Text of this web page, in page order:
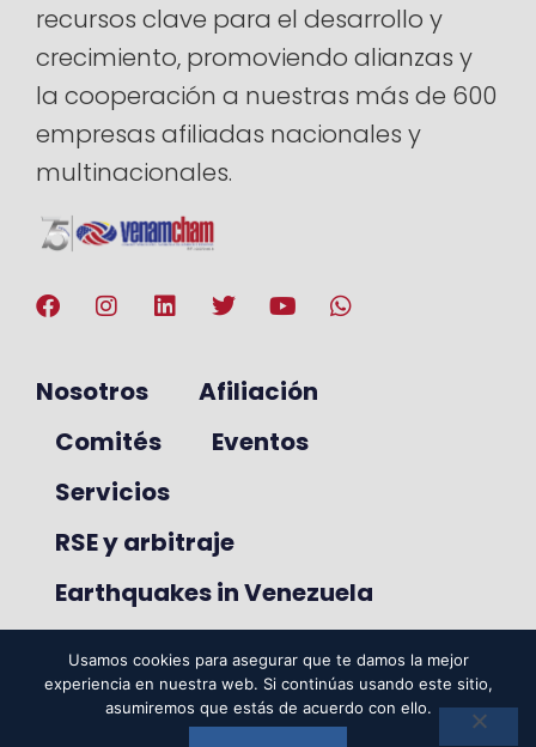
recursos clave para el desarrollo y
crecimiento, promoviendo alianzas y
la cooperación a nuestras más de 600
empresas afiliadas nacionales y
multinacionales.
Nosotros
Afiliación
Comités
Eventos
Servicios
RSE y arbitraje
Earthquakes in Venezuela
© 2025. VenAmCham. Todos los
derechos reservados.
Usamos cookies para asegurar que te damos la mejor
experiencia en nuestra web. Si continúas usando este sitio,
asumiremos que estás de acuerdo con ello.